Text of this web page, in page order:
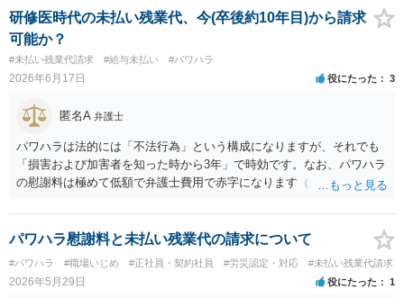
研修医時代の未払い残業代、今(卒後約10年目)から請求
可能か？
#未払い残業代請求 #給与未払い #パワハラ
2026年6月17日 役にたった 3
匿名A 弁護士
パワハラは法的には「不法行為」という構成になりますが、それでも
「損害および加害者を知った時から3年」で時効です。なお、パワハラ
の慰謝料は極めて低額で弁護士費用で赤字になります（「しまむら
ては、ただ時間が経過するだけでは足りず、時効の利益を受ける者が
「援用」、つまり「時効を主張する」ことが必要です。この「援用」
が一定の場合、信義則に反し許されないとされる場合があります（つ
まり時効の首長ができないので権利が認められる）。 ただ非常に例外
的なケースなので、あなたの事案で時効の援用が信義則違反といえる
パワハラ慰謝料と未払い残業代の請求について
#パワハラ #職場いじめ #正社員・契約社員 #労災認定・対応 #未払い残業代請求
2026年5月29日 役にたった 1